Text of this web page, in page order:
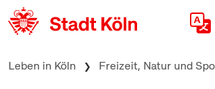
zum Inhalt springen
Leben in Köln Freizeit, Natur und